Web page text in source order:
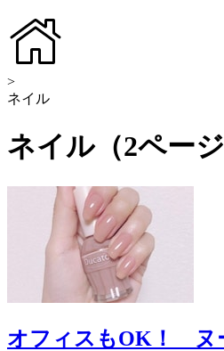
>
ネイル
ネイル（2ページ
オフィスもOK！ ヌ